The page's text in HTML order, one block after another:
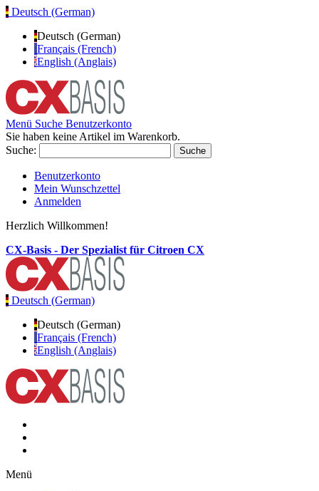
Deutsch (German)
Deutsch (German)
Français (French)
English (Anglais)
Menü Suche Benutzerkonto
Sie haben keine Artikel im Warenkorb.
Suche:
Suche
Benutzerkonto
Mein Wunschzettel
Anmelden
Herzlich Willkommen!
CX-Basis - Der Spezialist für Citroen CX
Deutsch (German)
Deutsch (German)
Français (French)
English (Anglais)
Menü